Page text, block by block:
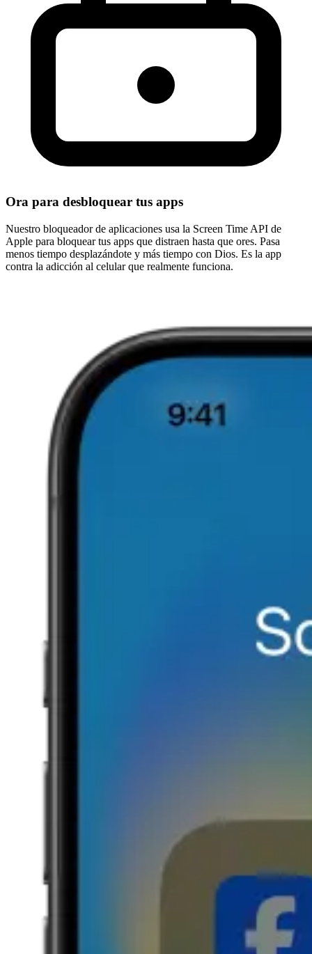
Ora para desbloquear tus apps
Nuestro bloqueador de aplicaciones usa la Screen Time API de
Apple para bloquear tus apps que distraen hasta que ores. Pasa
menos tiempo desplazándote y más tiempo con Dios. Es la app
contra la adicción al celular que realmente funciona.